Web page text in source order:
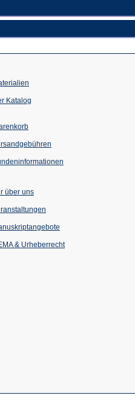
Katalog
über uns
einem
Tab)
& Urheberrecht